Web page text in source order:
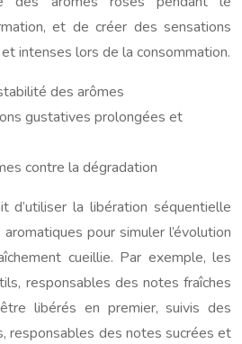
et de créer des sensations
intenses lors de la consommation.
des arômes
gustatives prolongées et
contre la dégradation
d’utiliser la libération séquentielle
pour simuler l’évolution
cueillie. Par exemple, les
responsables des notes fraîches
libérés en premier, suivis des
responsables des notes sucrées et